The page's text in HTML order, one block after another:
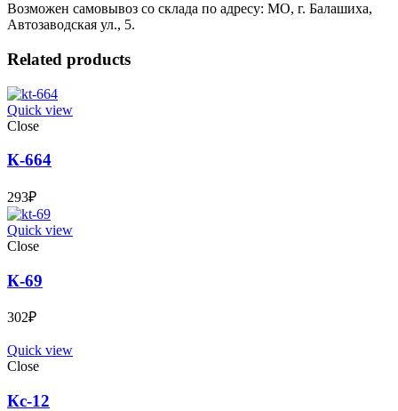
Возможен самовывоз со склада по адресу: МО, г. Балашиха,
Автозаводская ул., 5.
Related products
Quick view
Close
К-664
293₽
Quick view
Close
К-69
302₽
Quick view
Close
Кс-12